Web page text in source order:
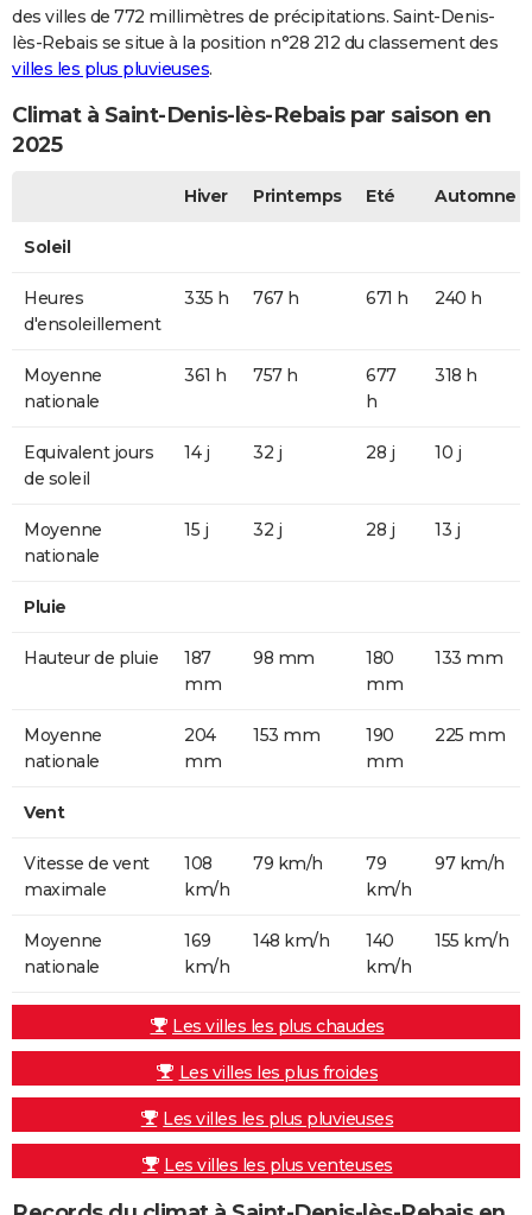
des villes de 772 millimètres de précipitations. Saint-Denis-
lès-Rebais se situe à la position n°28 212 du classement des
villes les plus pluvieuses.
Climat à Saint-Denis-lès-Rebais par saison en
2025
Hiver Printemps Eté Automne
Soleil
Heures
d'ensoleillement
335 h 767 h 671 h 240 h
Moyenne
nationale
361 h 757 h
677
h
318 h
Equivalent jours
de soleil
14 j 32 j 28 j 10 j
Moyenne
nationale
15 j 32 j 28 j 13 j
Pluie
Hauteur de pluie
187
mm
98 mm
180
mm
133 mm
Moyenne
nationale
204
mm
153 mm
190
mm
225 mm
Vent
Vitesse de vent
maximale
108
km/h
79 km/h
79
km/h
97 km/h
Moyenne
nationale
169
km/h
148 km/h
140
km/h
155 km/h
Les villes les plus chaudes
Les villes les plus froides
Les villes les plus pluvieuses
Les villes les plus venteuses